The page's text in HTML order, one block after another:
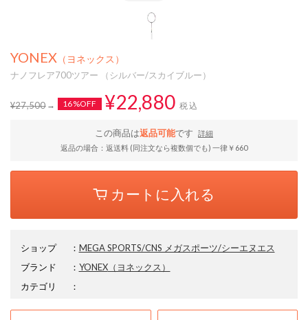
YONEX （ヨネックス）
ナノフレア700ツアー （シルバー/スカイブルー）
¥27,500 16%OFF ¥22,880 税込
この商品は返品可能です
詳細
返品の場合：返送料 (同注文なら複数個でも) 一律￥660
カートに入れる
ショップ ： MEGA SPORTS/CNS メガスポーツ/シーエヌエス
ブランド
： YONEX（ヨネックス）
カテゴリ
：